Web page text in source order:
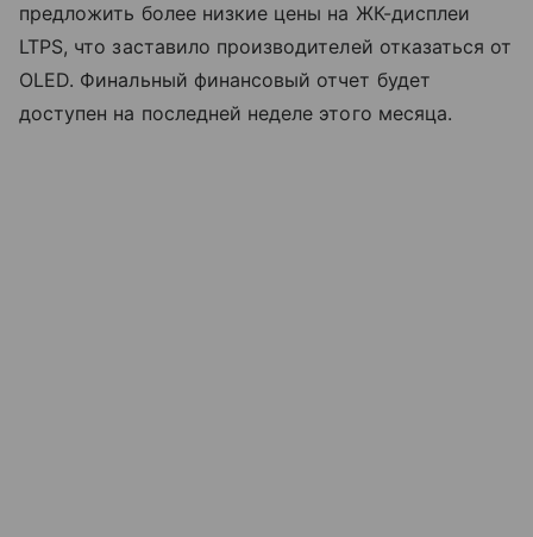
предложить более низкие цены на ЖК-дисплеи
LTPS, что заставило производителей отказаться от
OLED. Финальный финансовый отчет будет
доступен на последней неделе этого месяца.